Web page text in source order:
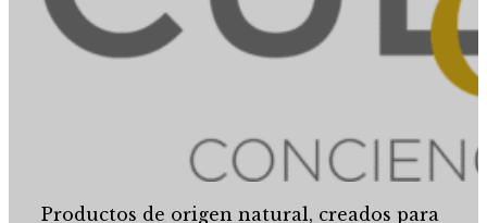
Productos de origen natural, creados para